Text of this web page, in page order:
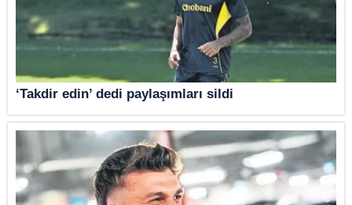
‘Takdir edin’ dedi paylaşımları sildi